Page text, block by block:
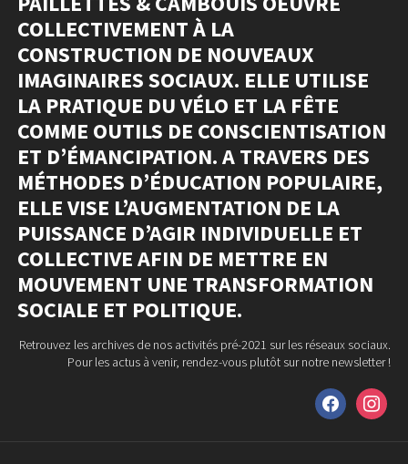
COLLECTIVEMENT À LA
CONSTRUCTION DE NOUVEAUX
IMAGINAIRES SOCIAUX. ELLE UTILISE
LA PRATIQUE DU VÉLO ET LA FÊTE
COMME OUTILS DE CONSCIENTISATION
ET D’ÉMANCIPATION. A TRAVERS DES
MÉTHODES D’ÉDUCATION POPULAIRE,
ELLE VISE L’AUGMENTATION DE LA
PUISSANCE D’AGIR INDIVIDUELLE ET
COLLECTIVE AFIN DE METTRE EN
MOUVEMENT UNE TRANSFORMATION
SOCIALE ET POLITIQUE.
Retrouvez les archives de nos activités pré-2021 sur les réseaux sociaux.
Pour les actus à venir, rendez-vous plutôt sur notre newsletter !
facebookinstagram